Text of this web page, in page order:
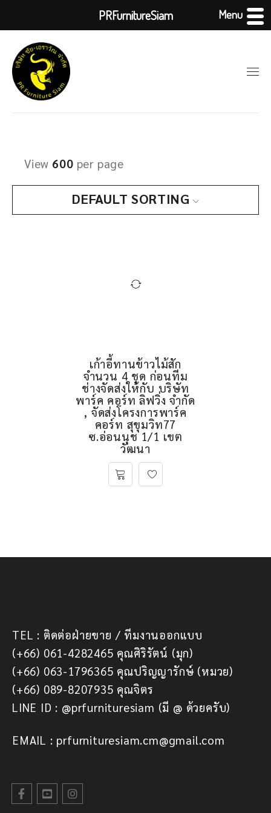
DEFAULT SORTING
View 600 per page
เก้าอี้ทานข้าวไม้สัก
จำนวน 4 ชุด ก่อนทีม
ช่างจัดส่งให้กับ บริษัท
พาร์ค คอร์ท ลิฟวิ่ง จำกัด
, จัดส่งโครงการพาร์ค
คอร์ท สุขุมวิท77
ซ.อ่อนนุช 1/1 เขต
วัฒนา
TEL : ติดต่อฝ่ายขาย / ทีมงานออกแบบ
(+66) 061-4282465 คุณศิริรัตน์ (มุก)
(+66) 063-1796365 คุณปริญญารักษ์ (หมวย)
(+66) 089-8207935 คุณจิตร
LINE ID : @prfurnituresiam (มี @ ด้วยครับ)
EMAIL : prfurnituresiam.cm@gmail.com
PRFurnitureSiam Menu